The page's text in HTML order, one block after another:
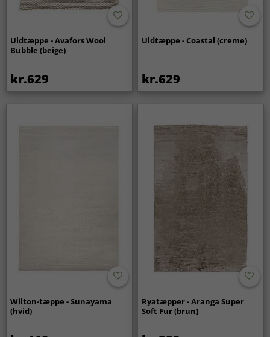
Uldtæppe - Avafors Wool
Bubble (beige)
kr.629
Uldtæppe - Coastal (creme)
kr.629
Wilton-tæppe - Sunayama
(hvid)
Ryatæpper - Aranga Super
Soft Fur (brun)